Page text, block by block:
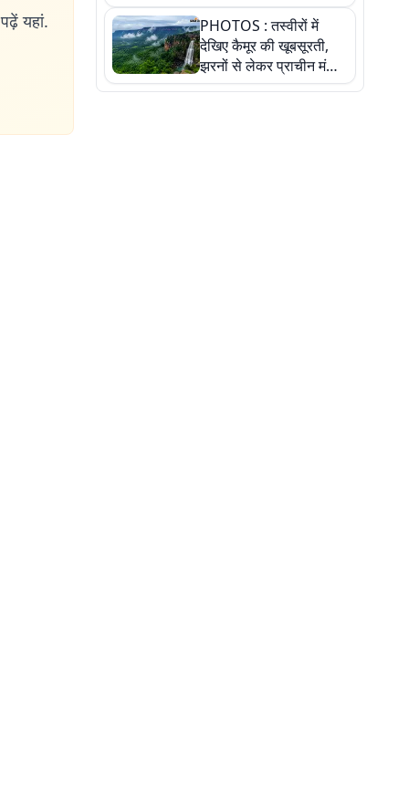
यहां.
PHOTOS : तस्वीरों में
देखिए कैमूर की खूबसूरती,
झरनों से लेकर प्राचीन मंदिरों
तक प्रकृति और आस्था का